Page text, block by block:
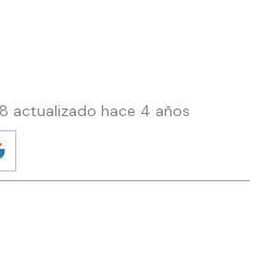
actualizado hace 4 años